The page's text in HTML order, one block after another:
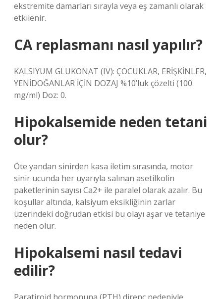
ekstremite damarları sırayla veya eş zamanlı olarak
etkilenir.
CA replasmanı nasıl yapılır?
KALSIYUM GLUKONAT (IV): ÇOCUKLAR, ERİŞKİNLER,
YENİDOĞANLAR İÇİN DOZAJ %10’luk çözelti (100
mg/ml) Doz: 0.
Hipokalsemide neden tetani
olur?
Öte yandan sinirden kasa iletim sırasında, motor
sinir ucunda her uyarıyla salınan asetilkolin
paketlerinin sayısı Ca2+ ile paralel olarak azalır. Bu
koşullar altında, kalsiyum eksikliğinin zarlar
üzerindeki doğrudan etkisi bu olayı aşar ve tetaniye
neden olur.
Hipokalsemi nasıl tedavi
edilir?